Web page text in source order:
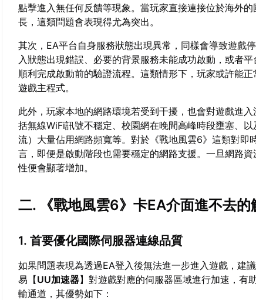
點擊進入無任何反饋等現象。當玩家直接連接位於海外
長，這類問題會表現得尤為突出。
其次，EA平台自身服務狀態出現異常，同樣會導致遊戲
入狀態出現錯誤、必要的背景服務未能成功啟動，或者
順利完成啟動前的驗證流程。這類情形下，玩家或許能
遊戲主程式。
此外，玩家本地的網路環境若受到干擾，也會對遊戲進
括無線WiFi訊號不穩定、校園網在晚間高峰時段壅塞、
流）大量佔用網路頻寬等。對於《戰地風雲6》這類對即
言，即便是啟動階段也需要穩定的網路支援。一旦網路
性便會顯著增加。
二. 《戰地風雲6》卡EA介面進不去的
1. 首要優化國際伺服器連線品質
如果問題表現為透過EA登入後無法進一步進入遊戲，建
易【UU加速器】對遊戲對應的伺服器區域進行加速，有
輸通道，其優勢如下：